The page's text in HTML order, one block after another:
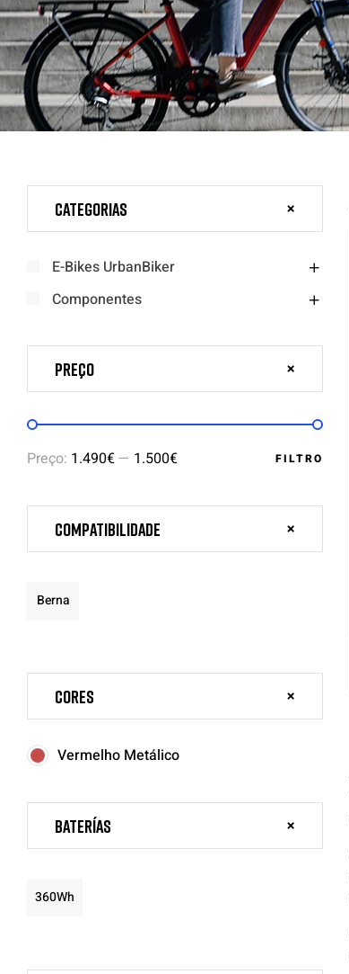
Categorias
E-Bikes UrbanBiker
Componentes
Preço
FILTRO
Preço: 1.490€— 1.500€
Compatibilidade
Berna
Cores
Vermelho Metálico
Baterías
360Wh